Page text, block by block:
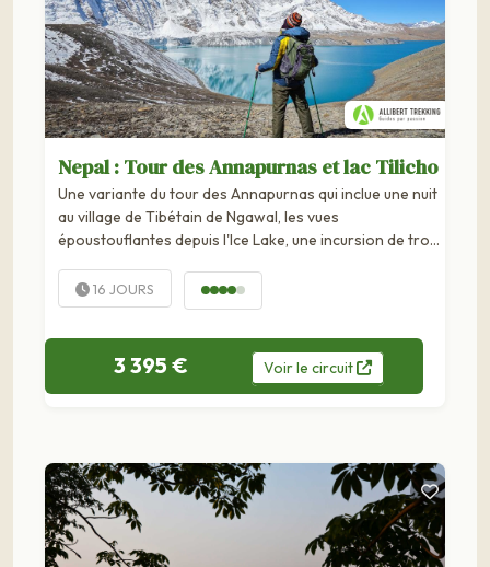
Nepal : Tour des Annapurnas et lac Tilicho
Une variante du tour des Annapurnas qui inclue une nuit
au village de Tibétain de Ngawal, les vues
époustouflantes depuis l'Ice Lake, une incursion de trois
barrière et...
16 JOURS
3 395 € Voirle circuit